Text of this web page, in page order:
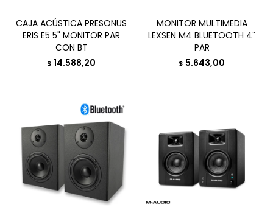
CAJA ACÚSTICA PRESONUS
ERIS E5 5" MONITOR PAR
CON BT
$ 14.588,20
MONITOR MULTIMEDIA
LEXSEN M4 BLUETOOTH 4¨
PAR
$ 5.643,00